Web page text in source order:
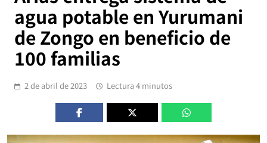
agua potable en Yurumani
de Zongo en beneficio de
100 familias
2 de abril de 2023 Lectura 4 minutos